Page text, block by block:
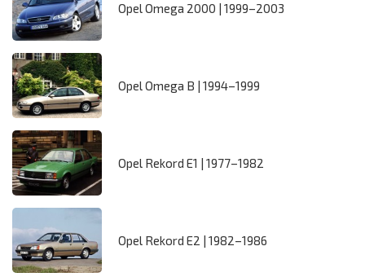
Opel Omega 2000 | 1999–2003
Opel Omega B | 1994–1999
Opel Rekord E1 | 1977–1982
Opel Rekord E2 | 1982–1986